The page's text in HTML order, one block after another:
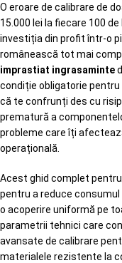
O eroare de calibrare de
15.000 lei la fiecare 100
investiția din profit într-o
românească tot mai
imprastiat ingrasaminte
condiție obligatorie
că te confrunți des cu
prematură a
probleme care îți
operațională.
Acest ghid complet
pentru a reduce
o acoperire uniformă pe
parametrii tehnici care
avansate de calibrare
materialele rezistente la